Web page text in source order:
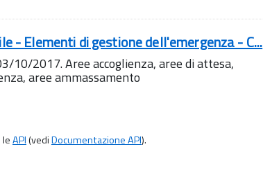
- Elementi di gestione dell'emergenza - C...
10/2017. Aree accoglienza, aree di attesa,
aree ammassamento
API(vediDocumentazione API).